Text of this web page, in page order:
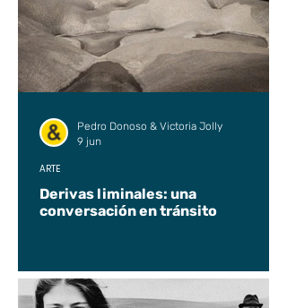
Derivas liminales: una
conversación en tránsito
ARTE
Pedro Donoso & Victoria Jolly
9 jun